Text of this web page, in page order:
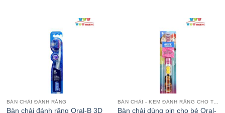
BÀN CHẢI ĐÁNH RĂNG
Bàn chải đánh răng Oral-B 3D
Bàn chải dùng pin cho bé Oral-